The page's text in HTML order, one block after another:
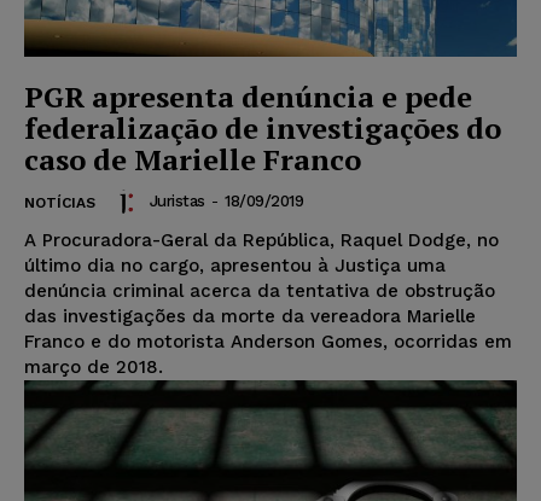
PGR apresenta denúncia e pede
federalização de investigações do
caso de Marielle Franco
NOTÍCIAS Juristas - 18/09/2019
A Procuradora-Geral da República, Raquel Dodge, no
último dia no cargo, apresentou à Justiça uma
denúncia criminal acerca da tentativa de obstrução
das investigações da morte da vereadora Marielle
Franco e do motorista Anderson Gomes, ocorridas em
março de 2018.